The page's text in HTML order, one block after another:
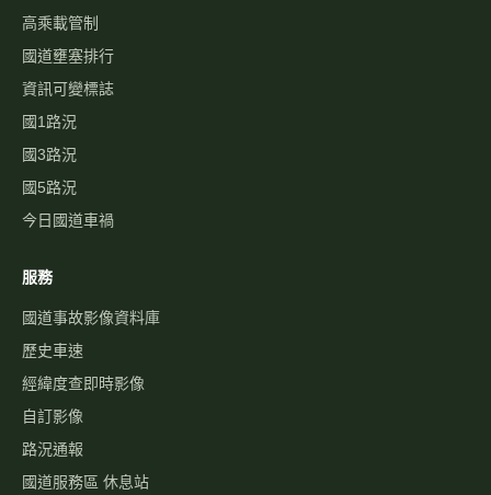
高乘載管制
國道壅塞排行
資訊可變標誌
國1路況
國3路況
國5路況
今日國道車禍
服務
國道事故影像資料庫
歷史車速
經緯度查即時影像
自訂影像
路況通報
國道服務區 休息站